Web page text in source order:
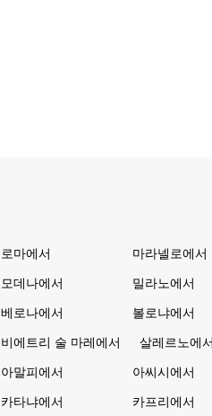
로마에서 마라넬로에서
모데나에서 밀라노에서
베로나에서 볼로냐에서
비에트리 술 마레에서 살레르노에
아말피에서 아씨시에서
카타냐에서 카프리에서